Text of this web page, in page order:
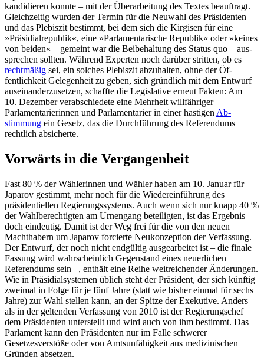
kandidieren konnte – mit der Überarbei­tung des Textes beauftragt.
Gleichzeitig wur­den der Termin für die Neuwahl des Präsidenten
und das Plebiszit bestimmt, bei dem sich die Kirgisen für eine
»Präsidial­republik«, eine »Parlamentarische Repu­blik« oder »keines
von beiden« – gemeint war die Beibehaltung des Status quo – aus­
sprechen sollten. Während Experten noch darüber stritten, ob es
rechtmäßig sei, ein solches Plebiszit abzuhalten, ohne der Öf­
fentlichkeit Gelegenheit zu geben, sich gründlich mit dem Entwurf
auseinander­zusetzen, schaffte die Legislative erneut Fak­ten: Am
10. Dezember verabschiedete eine Mehrheit willfähriger
Parlamentarierinnen und Parlamentarier in einer hastigenAb­
stimmung ein Gesetz, das die Durchfüh­rung des Referendums
rechtlich absicherte.
Vorwärts in die Vergangenheit
Fast 80 % der Wählerinnen und Wähler haben am 10. Januar für
Japarov gestimmt, mehr noch für die Wiedereinführung des
präsidentiellen Regierungssystems. Auch wenn sich nur knapp 40 %
der Wahlberechtigten am Urnengang beteiligten, ist das Ergebnis
doch eindeutig. Damit ist der Weg frei für die von den neuen
Machthabern um Japarov forcierte Neukonzeption der Verfassung.
DerEntwurf, der noch nicht endgültig ausgearbeitet ist – die finale
Fassung wird wahrscheinlich Gegenstand eines neuerlichen
Referendums sein –, ent­hält eine Reihe weitreichender Änderungen.
Wie in Präsidialsystemen üblich steht der Präsident, der sich künftig
zwei­mal in Folge für je fünf Jahre (statt wie bis­her einmal für sechs
Jahre) zur Wahl stellen kann, an der Spitze der Exekutive. Anders
als in der geltenden Verfassung von 2010 ist der Regierungschef
dem Präsidenten unter­stellt und wird auch von ihm bestimmt. Das
Parlament kann den Präsidenten nur im Falle schwerer
Gesetzesverstöße oder von Amtsunfähigkeit aus medizinischen
Grün­den absetzen.